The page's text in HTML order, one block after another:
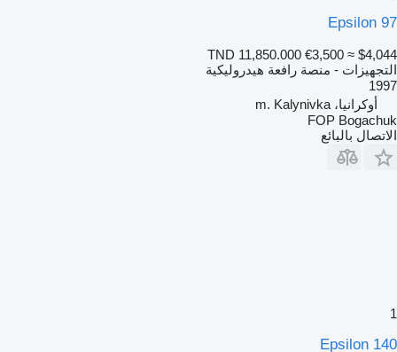
Epsilon 97
TND 11,850.000 €3,500 ≈ $4,044
التجهيزات - منصة رافعة هيدروليكية
1997
أوكرانيا، m. Kalynivka
FOP Bogachuk
الاتصال بالبائع
1
Epsilon 140